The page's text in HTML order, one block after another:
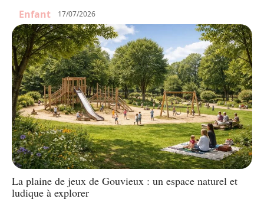
Enfant 17/07/2026
La plaine de jeux de Gouvieux : un espace naturel et
ludique à explorer